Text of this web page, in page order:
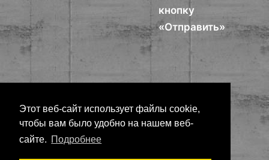
Этот веб-сайт использует файлы cookie,
чтобы вам было удобно на нашем веб-
сайте. Подробнее
кнопку
«Отправить»